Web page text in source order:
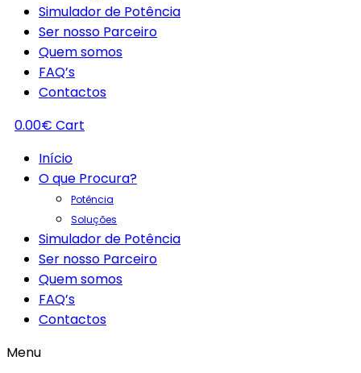
Simulador de Potência
Ser nosso Parceiro
Quem somos
FAQ’s
Contactos
0.00€ Cart
Início
O que Procura?
Potência
Soluções
Simulador de Potência
Ser nosso Parceiro
Quem somos
FAQ’s
Contactos
Menu